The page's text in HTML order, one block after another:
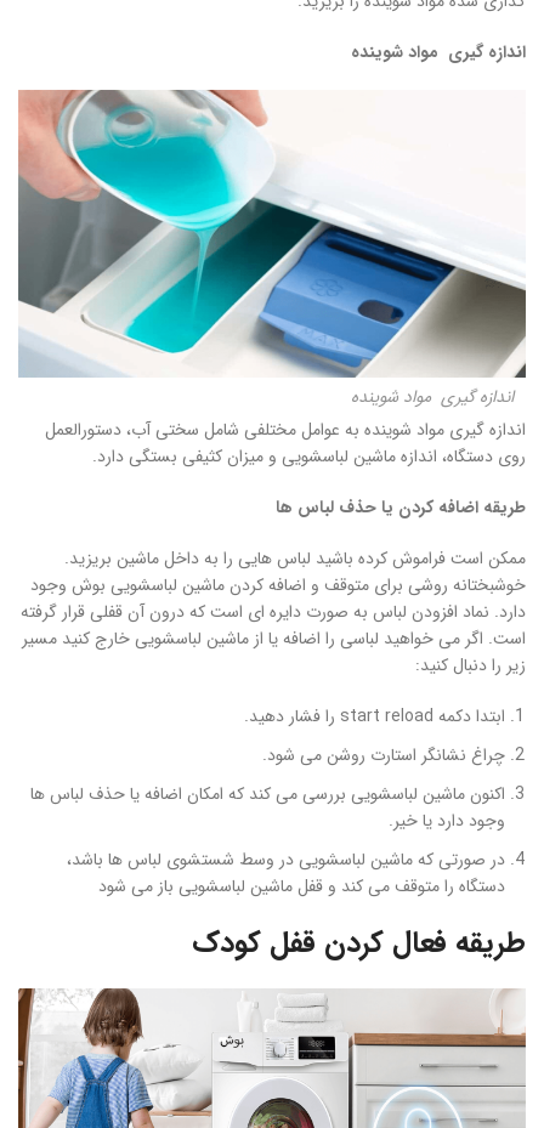
اندازه گیری مواد شوینده
اندازه گیری مواد شوینده
اندازه گیری مواد شوینده به عوامل مختلفی شامل سختی آب، دستورالعمل
روی دستگاه، اندازه ماشین لباسشویی و میزان کثیفی بستگی دارد.
طریقه اضافه کردن یا حذف لباس ها
ممکن است فراموش کرده باشید لباس هایی را به داخل ماشین بریزید.
خوشبختانه روشی برای متوقف و اضافه کردن ماشین لباسشویی بوش وجود
دارد. نماد افزودن لباس به صورت دایره ای است که درون آن قفلی قرار گرفته
است. اگر می خواهید لباسی را اضافه یا از ماشین لباسشویی خارج کنید مسیر
زیر را دنبال کنید:
ابتدا دکمه start reload را فشار دهید.
چراغ نشانگر استارت روشن می شود.
اکنون ماشین لباسشویی بررسی می کند که امکان اضافه یا حذف لباس ها
وجود دارد یا خیر.
در صورتی که ماشین لباسشویی در وسط شستشوی لباس ها باشد،
دستگاه را متوقف می کند و قفل ماشین لباسشویی باز می شود
طریقه فعال کردن قفل کودک